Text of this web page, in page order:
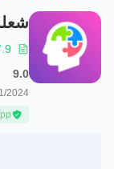
MB
9.0
2024